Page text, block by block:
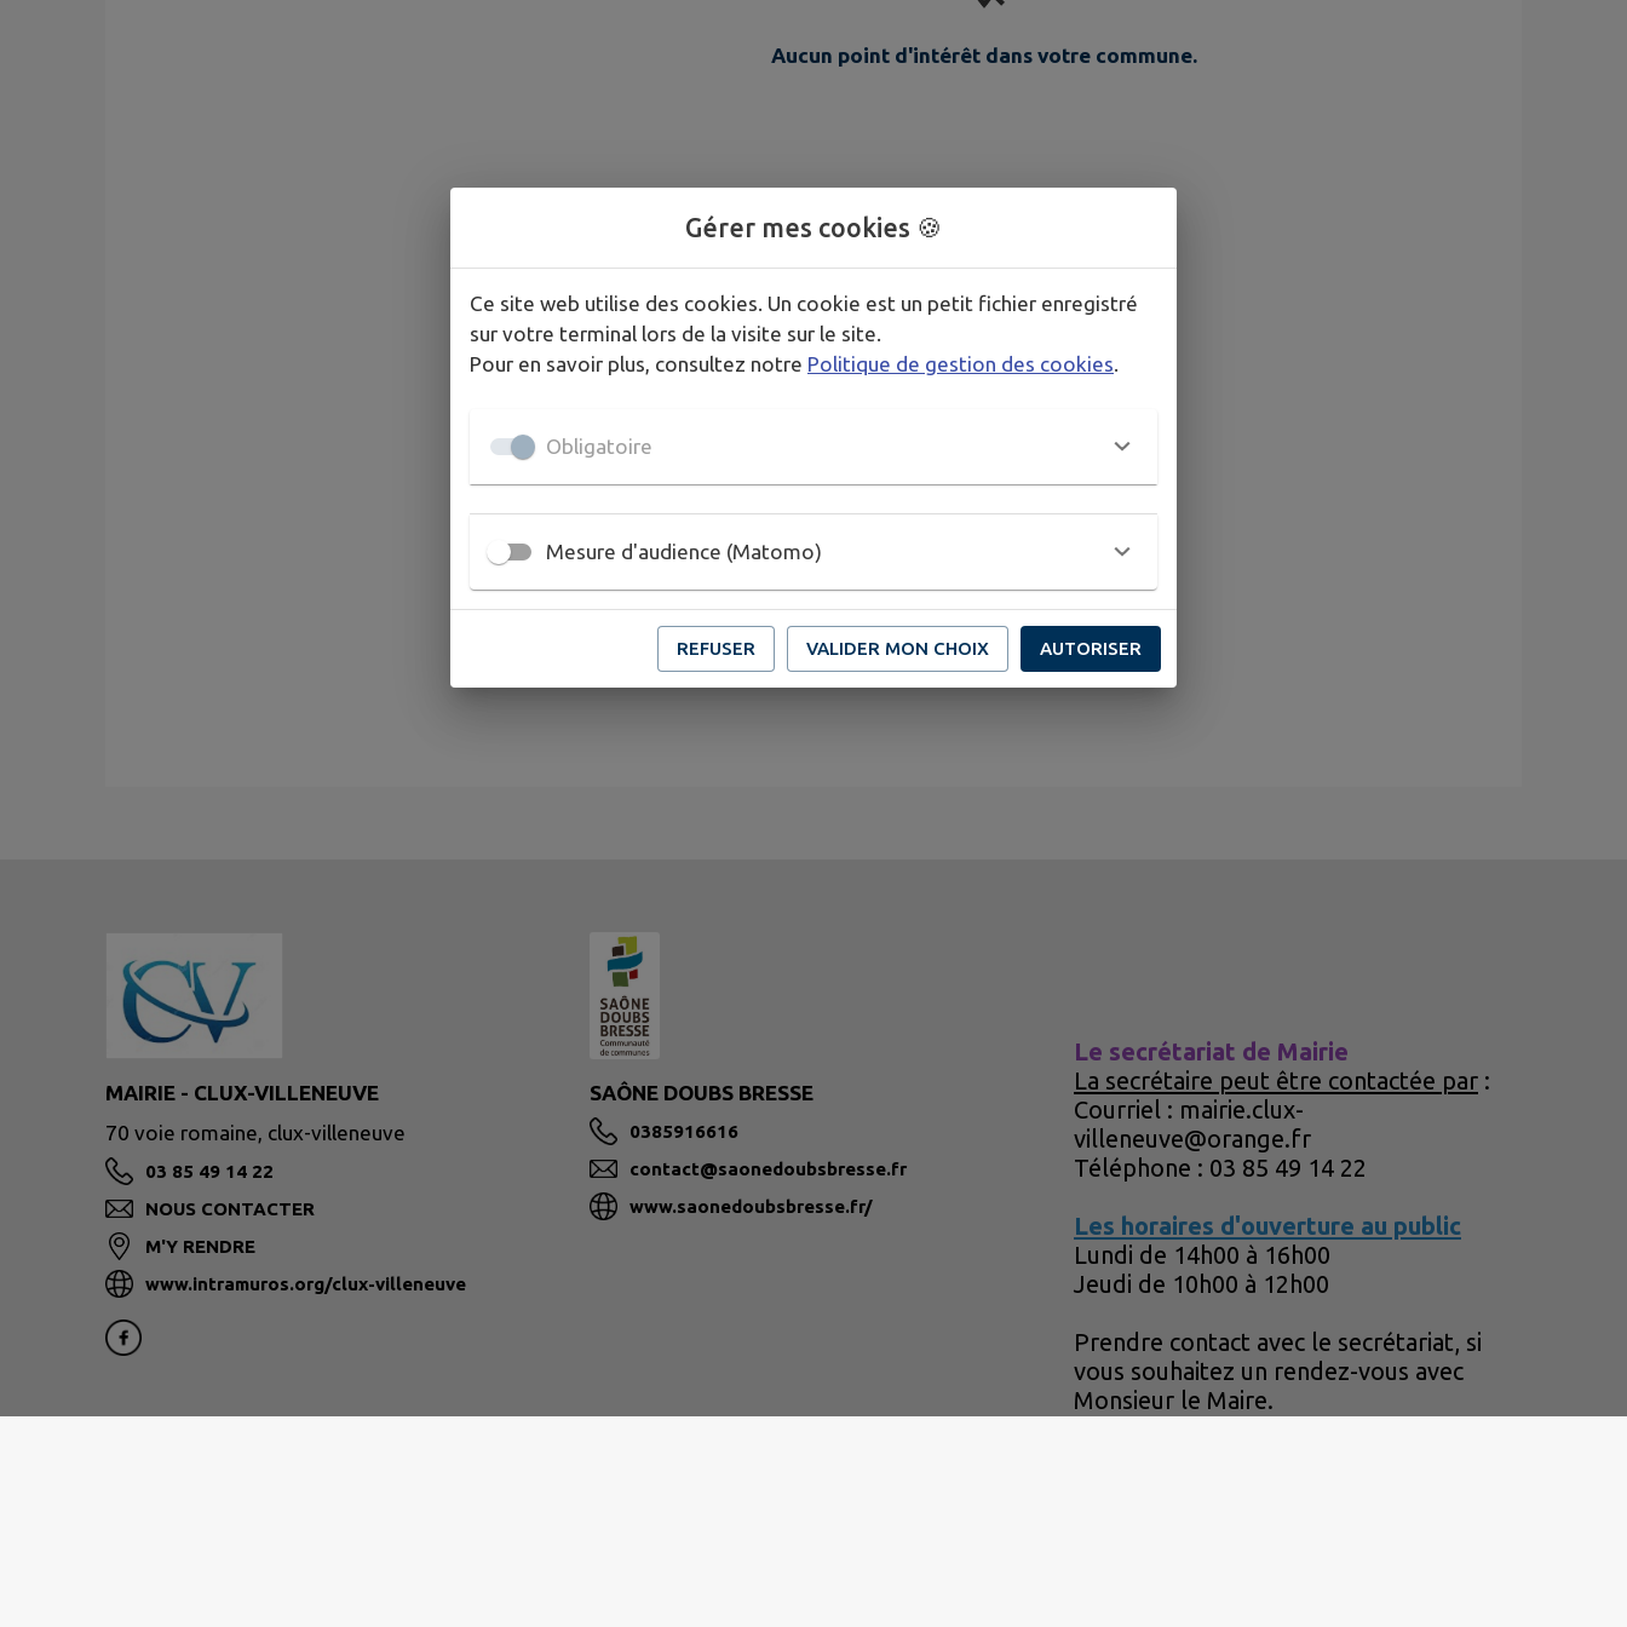
Aucun point d'intérêt dans votre commune.
MAIRIE - CLUX-VILLENEUVE
70 voie romaine, clux-villeneuve
03 85 49 14 22
NOUS CONTACTER
M'Y RENDRE
www.intramuros.org/clux-villeneuve
SAÔNE DOUBS BRESSE
0385916616
contact@saonedoubsbresse.fr
www.saonedoubsbresse.fr/
Le secrétariat de Mairie
La secrétaire peut être contactée par :
Courriel : mairie.clux-
villeneuve@orange.fr
Téléphone : 03 85 49 14 22
Les horaires d'ouverture au public
Lundi de 14h00 à 16h00
Jeudi de 10h00 à 12h00
Prendre contact avec le secrétariat, si
vous souhaitez un rendez-vous avec
Monsieur le Maire.
Gérer mes cookies 🍪
Ce site web utilise des cookies. Un cookie est un petit fichier enregistré
sur votre terminal lors de la visite sur le site.
Pour en savoir plus, consultez notre Politique de gestion des cookies
Obligatoire
Mesure d'audience (Matomo)
REFUSER VALIDER MON CHOIX AUTORISER